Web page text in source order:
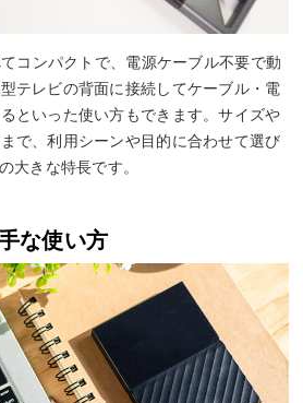
コンパクトで、電源ケーブル不要で動
テレビの背面に接続してケーブル・電
といった使い方もできます。サイズや
で、利用シーンや目的に合わせて選び
大きな特長です。
な使い方